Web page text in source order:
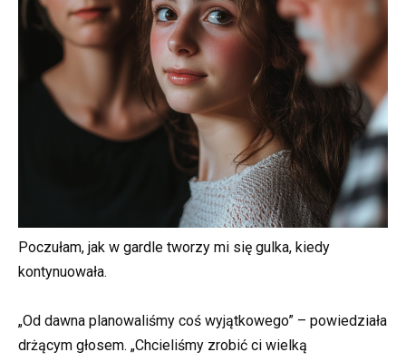
Poczułam, jak w gardle tworzy mi się gulka, kiedy
kontynuowała.
„Od dawna planowaliśmy coś wyjątkowego” – powiedziała
drżącym głosem. „Chcieliśmy zrobić ci wielką